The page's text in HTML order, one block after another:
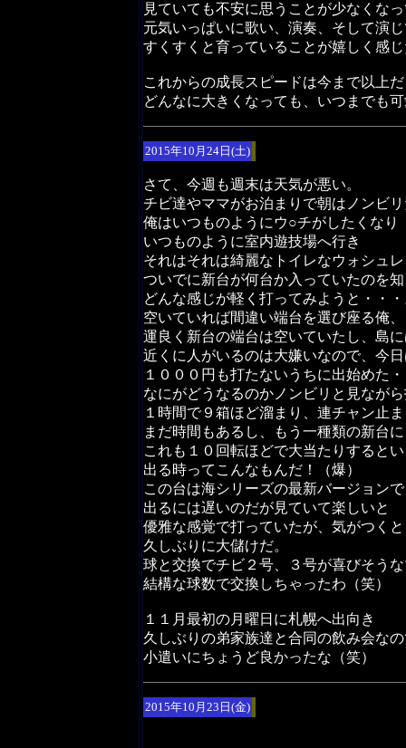
見ていても不安に思うことが少なくな
元気いっぱいに歌い、演奏、そして演
すくすくと育っていることが嬉しく感
これからの成長スピードは今まで以上
どんなに大きくなっても、いつまでも
2015年10月24日(土)
さて、今週も週末は天気が悪い。
チビ達やママがお泊まりで朝はノンビ
俺はいつものようにウ○チがしたくなり
いつものように室内遊技場へ行き
それはそれは綺麗なトイレなウォシュ
ついでに新台が何台か入っていたのを
どんな感じが軽く打ってみようと・・
空いていれば間違い端台を選び座る俺、
運良く新台の端台は空いていたし、島
近くに人がいるのは大嫌いなので、今
１０００円も打たないうちに出始めた
なにがどうなるのかノンビリと見なが
１時間で９箱ほど溜まり、連チャン止
まだ時間もあるし、もう一種類の新台
これも１０回転ほどで大当たりすると
出る時ってこんなもんだ！（爆）
この台は海シリーズの最新バージョンで
出るには遅いのだが見ていて楽しいと
優雅な感覚で打っていたが、気がつく
久しぶりに大儲けだ。
球と交換でチビ２号、３号が喜びそう
結構な球数で交換しちゃったわ（笑）
１１月最初の月曜日に札幌へ出向き
久しぶりの弟家族達と合同の飲み会な
小遣いにちょうど良かったな（笑）
2015年10月23日(金)